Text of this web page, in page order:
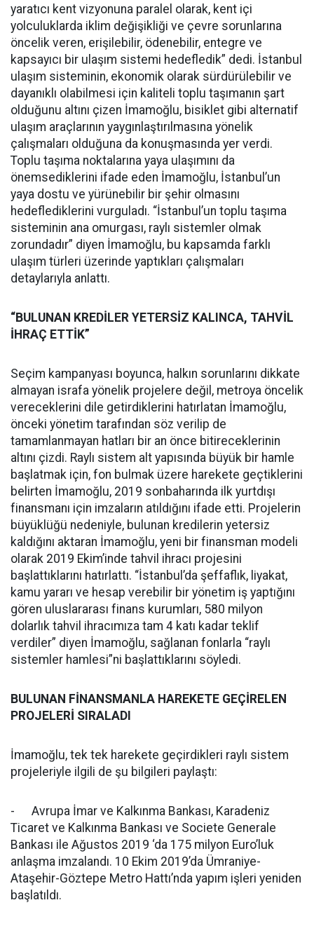
yaratıcı kent vizyonuna paralel olarak, kent içi
yolculuklarda iklim değişikliği ve çevre sorunlarına
öncelik veren, erişilebilir, ödenebilir, entegre ve
kapsayıcı bir ulaşım sistemi hedefledik” dedi. İstanbul
ulaşım sisteminin, ekonomik olarak sürdürülebilir ve
dayanıklı olabilmesi için kaliteli toplu taşımanın şart
olduğunu altını çizen İmamoğlu, bisiklet gibi alternatif
ulaşım araçlarının yaygınlaştırılmasına yönelik
çalışmaları olduğuna da konuşmasında yer verdi.
Toplu taşıma noktalarına yaya ulaşımını da
önemsediklerini ifade eden İmamoğlu, İstanbul’un
yaya dostu ve yürünebilir bir şehir olmasını
hedeflediklerini vurguladı. “İstanbul’un toplu taşıma
sisteminin ana omurgası, raylı sistemler olmak
zorundadır” diyen İmamoğlu, bu kapsamda farklı
ulaşım türleri üzerinde yaptıkları çalışmaları
detaylarıyla anlattı.
“BULUNAN KREDİLER YETERSİZ KALINCA, TAHVİL
İHRAÇ ETTİK”
Seçim kampanyası boyunca, halkın sorunlarını dikkate
almayan israfa yönelik projelere değil, metroya öncelik
vereceklerini dile getirdiklerini hatırlatan İmamoğlu,
önceki yönetim tarafından söz verilip de
tamamlanmayan hatları bir an önce bitireceklerinin
altını çizdi. Raylı sistem alt yapısında büyük bir hamle
başlatmak için, fon bulmak üzere harekete geçtiklerini
belirten İmamoğlu, 2019 sonbaharında ilk yurtdışı
finansmanı için imzaların atıldığını ifade etti. Projelerin
büyüklüğü nedeniyle, bulunan kredilerin yetersiz
kaldığını aktaran İmamoğlu, yeni bir finansman modeli
olarak 2019 Ekim’inde tahvil ihracı projesini
başlattıklarını hatırlattı. “İstanbul’da şeffaflık, liyakat,
kamu yararı ve hesap verebilir bir yönetim iş yaptığını
gören uluslararası finans kurumları, 580 milyon
dolarlık tahvil ihracımıza tam 4 katı kadar teklif
verdiler” diyen İmamoğlu, sağlanan fonlarla “raylı
sistemler hamlesi”ni başlattıklarını söyledi.
BULUNAN FİNANSMANLA HAREKETE GEÇİRELEN
PROJELERİ SIRALADI
İmamoğlu, tek tek harekete geçirdikleri raylı sistem
projeleriyle ilgili de şu bilgileri paylaştı:
- Avrupa İmar ve Kalkınma Bankası, Karadeniz
Ticaret ve Kalkınma Bankası ve Societe Generale
Bankası ile Ağustos 2019 ‘da 175 milyon Euro’luk
anlaşma imzalandı. 10 Ekim 2019’da Ümraniye-
Ataşehir-Göztepe Metro Hattı’nda yapım işleri yeniden
başlatıldı.